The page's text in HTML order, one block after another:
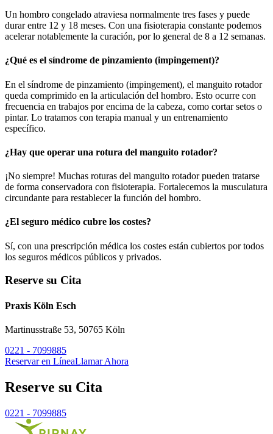
Un hombro congelado atraviesa normalmente tres fases y puede
durar entre 12 y 18 meses. Con una fisioterapia constante podemos
acelerar notablemente la curación, por lo general de 8 a 12 semanas.
¿Qué es el síndrome de pinzamiento (impingement)?
En el síndrome de pinzamiento (impingement), el manguito rotador
queda comprimido en la articulación del hombro. Esto ocurre con
frecuencia en trabajos por encima de la cabeza, como cortar setos o
pintar. Lo tratamos con terapia manual y un entrenamiento
específico.
¿Hay que operar una rotura del manguito rotador?
¡No siempre! Muchas roturas del manguito rotador pueden tratarse
de forma conservadora con fisioterapia. Fortalecemos la musculatura
circundante para restablecer la función del hombro.
¿El seguro médico cubre los costes?
Sí, con una prescripción médica los costes están cubiertos por todos
los seguros médicos públicos y privados.
Reserve su Cita
Praxis Köln Esch
Martinusstraße 53, 50765 Köln
0221 - 7099885
Reservar en LíneaLlamar Ahora
Reserve su Cita
0221 - 7099885